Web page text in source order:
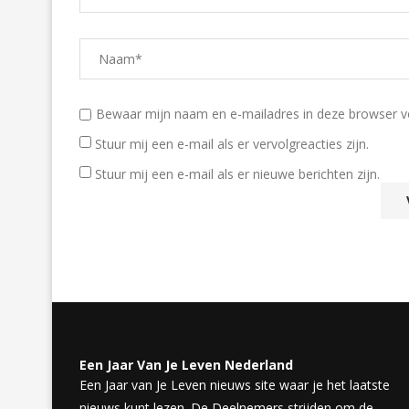
Bewaar mijn naam en e-mailadres in deze browser
Stuur mij een e-mail als er vervolgreacties zijn.
Stuur mij een e-mail als er nieuwe berichten zijn.
Een Jaar Van Je Leven Nederland
Een Jaar van Je Leven nieuws site waar je het laatste